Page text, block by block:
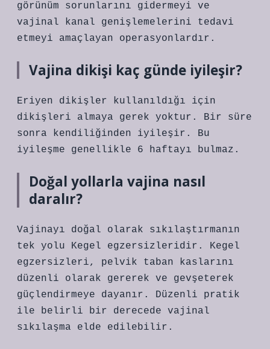
görünüm sorunlarını gidermeyi ve
vajinal kanal genişlemelerini tedavi
etmeyi amaçlayan operasyonlardır.
Vajina dikişi kaç günde iyileşir?
Eriyen dikişler kullanıldığı için
dikişleri almaya gerek yoktur. Bir süre
sonra kendiliğinden iyileşir. Bu
iyileşme genellikle 6 haftayı bulmaz.
Doğal yollarla vajina nasıl
daralır?
Vajinayı doğal olarak sıkılaştırmanın
tek yolu Kegel egzersizleridir. Kegel
egzersizleri, pelvik taban kaslarını
düzenli olarak gererek ve gevşeterek
güçlendirmeye dayanır. Düzenli pratik
ile belirli bir derecede vajinal
sıkılaşma elde edilebilir.